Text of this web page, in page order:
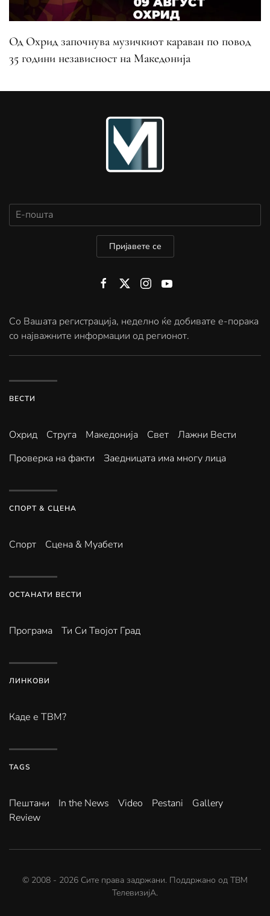
Од Охрид започнува музичкиот караван по повод
35 години независност на Македонија
Пријавете се
Со Вашата регистрација, неделно ќе добивате е-порака
со најважните информации од регионот.
ВЕСТИ
Охрид Струга Македонија Свет
Лажни Вести
Проверка на факти
Заедницата има многу лица
СПОРТ & СЦЕНА
Спорт Сцена & Муабети
ОСТАНАТИ ВЕСТИ
Програма Ти Си Твојот Град
ЛИНКОВИ
Каде е ТВМ?
TAGS
Пештани In the News Video Pestani
Gallery
Review
© 2008 - 2026 Сите права задржани. Поддржано од ТВМ
ТелевизијА.